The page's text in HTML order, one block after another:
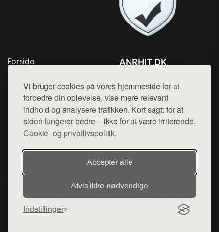
Vi bruger cookies på vores hjemmeside for at
forbedre din oplevelse, vise mere relevant
indhold og analysere trafikken. Kort sagt: for at
siden fungerer bedre – ikke for at være irriterende.
Cookie- og privatlivspolitik.
Accepter alle
Afvis ikke‑nødvendige
Indstillinger
Forside
Top Rabatter
Blog
Kontakt
ANRHIT.DK
Mail: hej@want.dk
Cookie- og privatlivspolitik
Denne side er en del af want.dk, der udgiver en række
hjemmesider med præsentation af forskellige produkter fra
diverse webshops. Der sælges ikke varer fra denne side - vi
henviser til de shops, som sælger varen. Vi har heller ikke
varerne på lager.